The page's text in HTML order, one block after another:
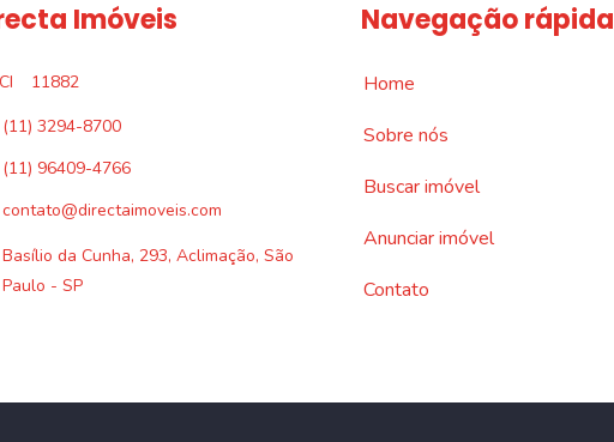
Imóveis
11882
(11) 3294-8700
(11) 96409-4766
contato@directaimoveis.com
Basílio da Cunha, 293, Aclimação, São
Paulo - SP
Navegação rápida
Home
Sobre nós
Buscar imóvel
Anunciar imóvel
Contato